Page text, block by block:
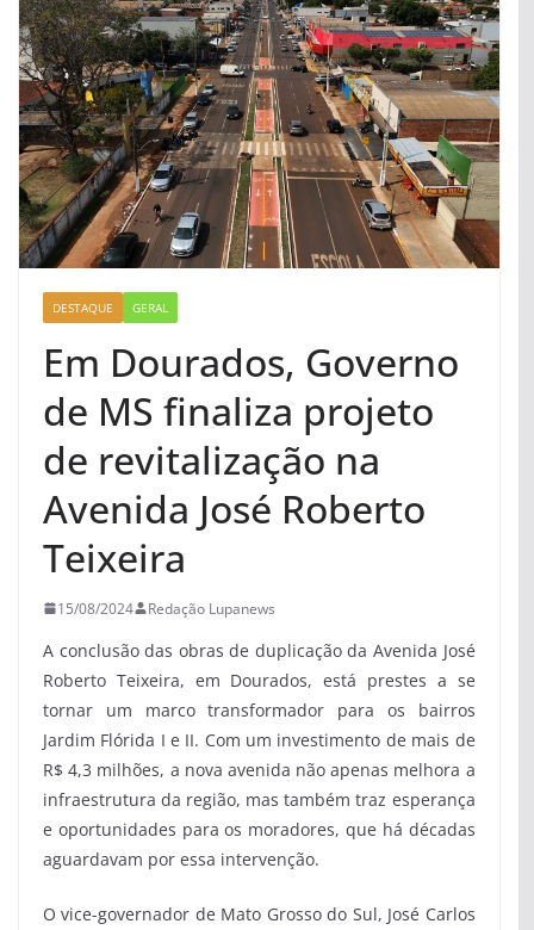
DESTAQUE GERAL
Em Dourados, Governo
de MS finaliza projeto
de revitalização na
Avenida José Roberto
Teixeira
15/08/2024 Redação Lupanews
A conclusão das obras de duplicação da Avenida José
Roberto Teixeira, em Dourados, está prestes a se
tornar um marco transformador para os bairros
Jardim Flórida I e II. Com um investimento de mais de
R$ 4,3 milhões, a nova avenida não apenas melhora a
infraestrutura da região, mas também traz esperança
e oportunidades para os moradores, que há décadas
aguardavam por essa intervenção.
O vice-governador de Mato Grosso do Sul, José Carlos